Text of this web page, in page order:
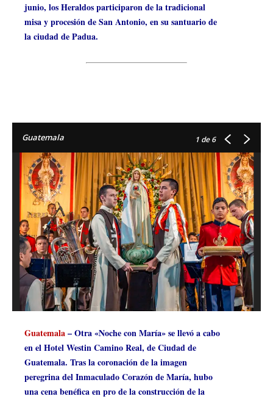
junio, los Heraldos participaron de la tradicional
misa y procesión de San Antonio, en su santuario de
la ciudad de Padua.
Guatemala 1 de 6
Guatemala– Otra «Noche con María» se llevó a cabo
en el Hotel Westin Camino Real, de Ciudad de
Guatemala. Tras la coronación de la imagen
peregrina del Inmaculado Corazón de María, hubo
una cena benéfica en pro de la construcción de la